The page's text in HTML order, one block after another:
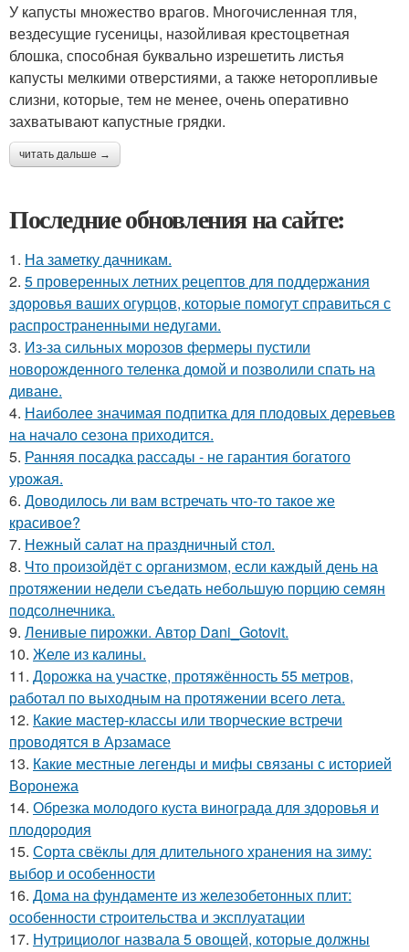
У капусты множество врагов. Многочисленная тля,
вездесущие гусеницы, назойливая крестоцветная
блошка, способная буквально изрешетить листья
капусты мелкими отверстиями, а также неторопливые
слизни, которые, тем не менее, очень оперативно
захватывают капустные грядки.
читать дальше →
Последние обновления на сайте:
1. На заметку дачникам.
2. 5 проверенных летних рецептов для поддержания
здоровья ваших огурцов, которые помогут справиться с
распространенными недугами.
3. Из-за сильных морозов фермеры пустили
новорожденного теленка домой и позволили спать на
диване.
4. Наиболее значимая подпитка для плодовых деревьев
на начало сезона приходится.
5. Ранняя посадка рассады - не гарантия богатого
урожая.
6. Доводилось ли вам встречать что-то такое же
красивое?
7. Нежный салат на праздничный стол.
8. Что произойдёт с организмом, если каждый день на
протяжении недели съедать небольшую порцию семян
подсолнечника.
9. Ленивые пирожки. Автор Dani_Gotovit.
10. Желе из калины.
11. Дорожка на участке, протяжённость 55 метров,
работал по выходным на протяжении всего лета.
12. Какие мастер-классы или творческие встречи
проводятся в Арзамасе
13. Какие местные легенды и мифы связаны с историей
Воронежа
14. Обрезка молодого куста винограда для здоровья и
плодородия
15. Сорта свёклы для длительного хранения на зиму:
выбор и особенности
16. Дома на фундаменте из железобетонных плит:
особенности строительства и эксплуатации
17. Нутрициолог назвала 5 овощей, которые должны